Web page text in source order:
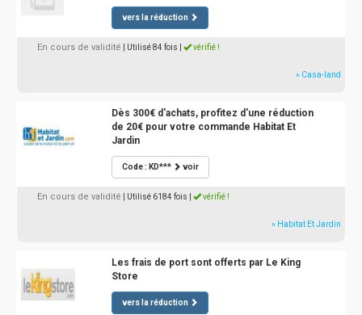
vers la réduction
En cours de validité | Utilisé 84 fois vérifié !
» Casa-land
Dès 300€ d'achats, profitez d'une réduction
de 20€ pour votre commande Habitat Et
Jardin
Code : KD*** voir
En cours de validité | Utilisé 6184 fois vérifié !
» Habitat Et Jardin
Les frais de port sont offerts par Le King
Store
vers la réduction